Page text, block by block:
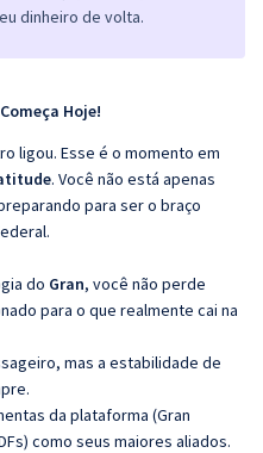
dinheiro de volta.
Hoje!
ligou. Esse é o momento em
. Você não está apenas
para ser o braço
do Gran, você não perde
para o que realmente cai na
mas a estabilidade de
da plataforma (Gran
como seus maiores aliados.